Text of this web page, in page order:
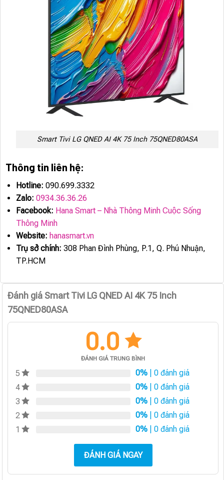
Smart Tivi LG QNED AI 4K 75 Inch 75QNED80ASA
Thông tin liên hệ:
Hotline: 090.699.3332
Zalo: 0934.36.36.26
Facebook: Hana Smart – Nhà Thông Minh Cuộc Sống
Thông Minh
Website: hanasmart.vn
Trụ sở chính: 308 Phan Đình Phùng, P.1, Q. Phú Nhuận,
TP.HCM
Đánh giá Smart Tivi LG QNED AI 4K 75 Inch
75QNED80ASA
0.0
ĐÁNH GIÁ TRUNG BÌNH
5 0% | 0 đánh giá
4
0% | 0 đánh giá
3
0% | 0 đánh giá
2
0% | 0 đánh giá
1
0% | 0 đánh giá
ĐÁNH GIÁ NGAY